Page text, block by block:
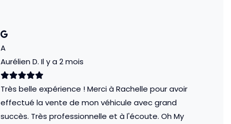
A
Aurélien D. Il y a 2 mois
Très belle expérience ! Merci à Rachelle pour avoir
effectué la vente de mon véhicule avec grand
succès. Très professionnelle et à l'écoute. Oh My